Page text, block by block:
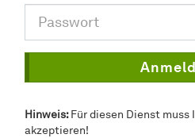
Hinweis:Für diesen Dienst muss
akzeptieren!